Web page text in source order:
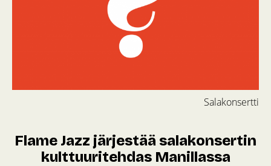
Salakonsertti
Flame Jazz järjestää salakonsertin
kulttuuritehdas Manillassa